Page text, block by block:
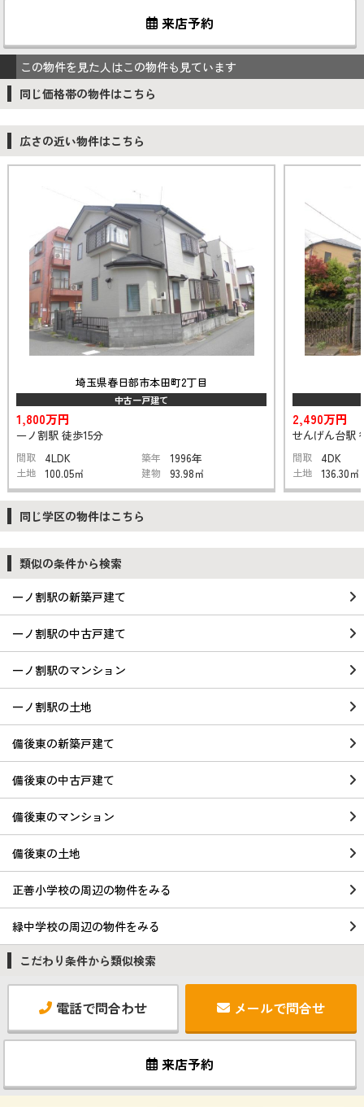
来店予約
この物件を見た人はこの物件も見ています
同じ価格帯の物件はこちら
広さの近い物件はこちら
埼玉県春日部市本田町2丁目
中古一戸建て
1,800万円
一ノ割駅 徒歩15分
間取 4LDK 築年 1996年
土地 100.05㎡ 建物 93.98㎡
2,490万円
せんげん台駅
間取 4DK
土地 136.30㎡
同じ学区の物件はこちら
類似の条件から検索
一ノ割駅の新築戸建て
一ノ割駅の中古戸建て
一ノ割駅のマンション
一ノ割駅の土地
備後東の新築戸建て
備後東の中古戸建て
備後東のマンション
備後東の土地
正善小学校の周辺の物件をみる
緑中学校の周辺の物件をみる
こだわり条件から類似検索
電話で問合わせ メールで問合せ
来店予約